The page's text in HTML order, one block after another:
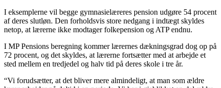
I eksemplerne vil begge gymnasielæreres pension udgøre 54 procent
af deres slutløn. Den forholdsvis store nedgang i indtægt skyldes
netop, at lærerne ikke modtager folke­pension og ATP endnu.
I MP Pensions beregning kommer ­lærernes dækningsgrad dog op på
72 procent, og det skyldes, at lærerne fortsætter med at arbejde et
sted mellem en tredjedel og halv tid på deres skole i tre år.
“Vi forudsætter, at det bliver mere almindeligt, at man som ældre